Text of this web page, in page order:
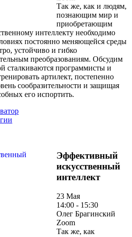
Так же, как и людям,
познающим мир и
приобретающим
интеллекту необходимо
постоянно меняющейся среды
устойчиво и гибко
преобразованиям. Обсудим
сталкиваются программисты и
артилект, постепенно
сообразительности и защищая
его испортить.
Эффективный
искусственный
интеллект
23 Мая
14:00 - 15:30
Олег Брагинский
Zoom
Так же, как